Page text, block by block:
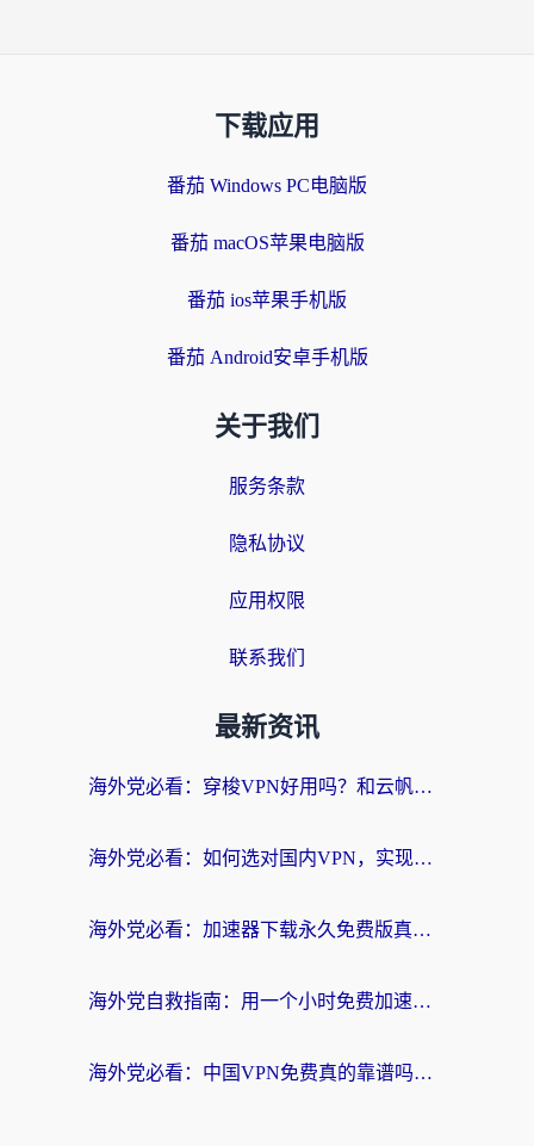
下载应用
番茄 Windows PC电脑版
番茄 macOS苹果电脑版
番茄 ios苹果手机版
番茄 Android安卓手机版
关于我们
服务条款
隐私协议
应用权限
联系我们
最新资讯
海外党必看：穿梭VPN好用吗？和云帆VPN对比哪个回国效果更好？附真实测评+避坑指南
海外党必看：如何选对国内VPN，实现无缝访问国内资源？
海外党必看：加速器下载永久免费版真的存在吗？教你无缝访问国内资源的正确姿势
海外党自救指南：用一个小时免费加速器，轻松打破国内资源访问壁垒？
海外党必看：中国VPN免费真的靠谱吗？手把手教你选对回国加速器